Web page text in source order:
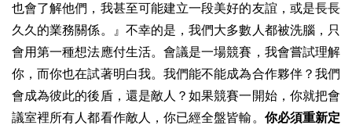
也會了解他們，我甚至可能建立一段美好的友誼，或是長長
久久的業務關係。』不幸的是，我們大多數人都被洗腦，只
會用第一種想法應付生活。會議是一場競賽，我會嘗試理解
你，而你也在試著明白我。我們能不能成為合作夥伴？我們
會成為彼此的後盾，還是敵人？如果競賽一開始，你就把會
議室裡所有人都看作敵人，你已經全盤皆輸。 你必須重新定